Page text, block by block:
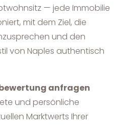
— jede Immobilie
mit dem Ziel, die
und den
von Naples authentisch
anfragen
und persönliche
Marktwerts Ihrer